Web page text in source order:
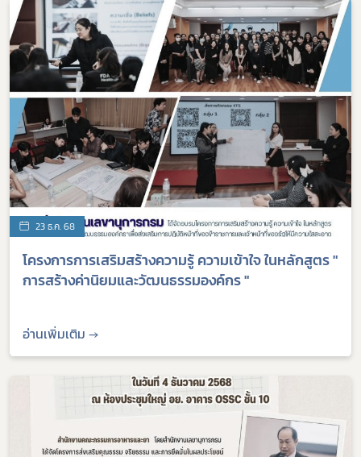
23 ธ.ค. 68
โครงการการเสริมสร้างความรู้ ความเข้าใจ ในหลักสูตร "
การสร้างค่านิยมและวัฒนธรรมองค์กร "
อ่านเพิ่มเติม →
โควิด